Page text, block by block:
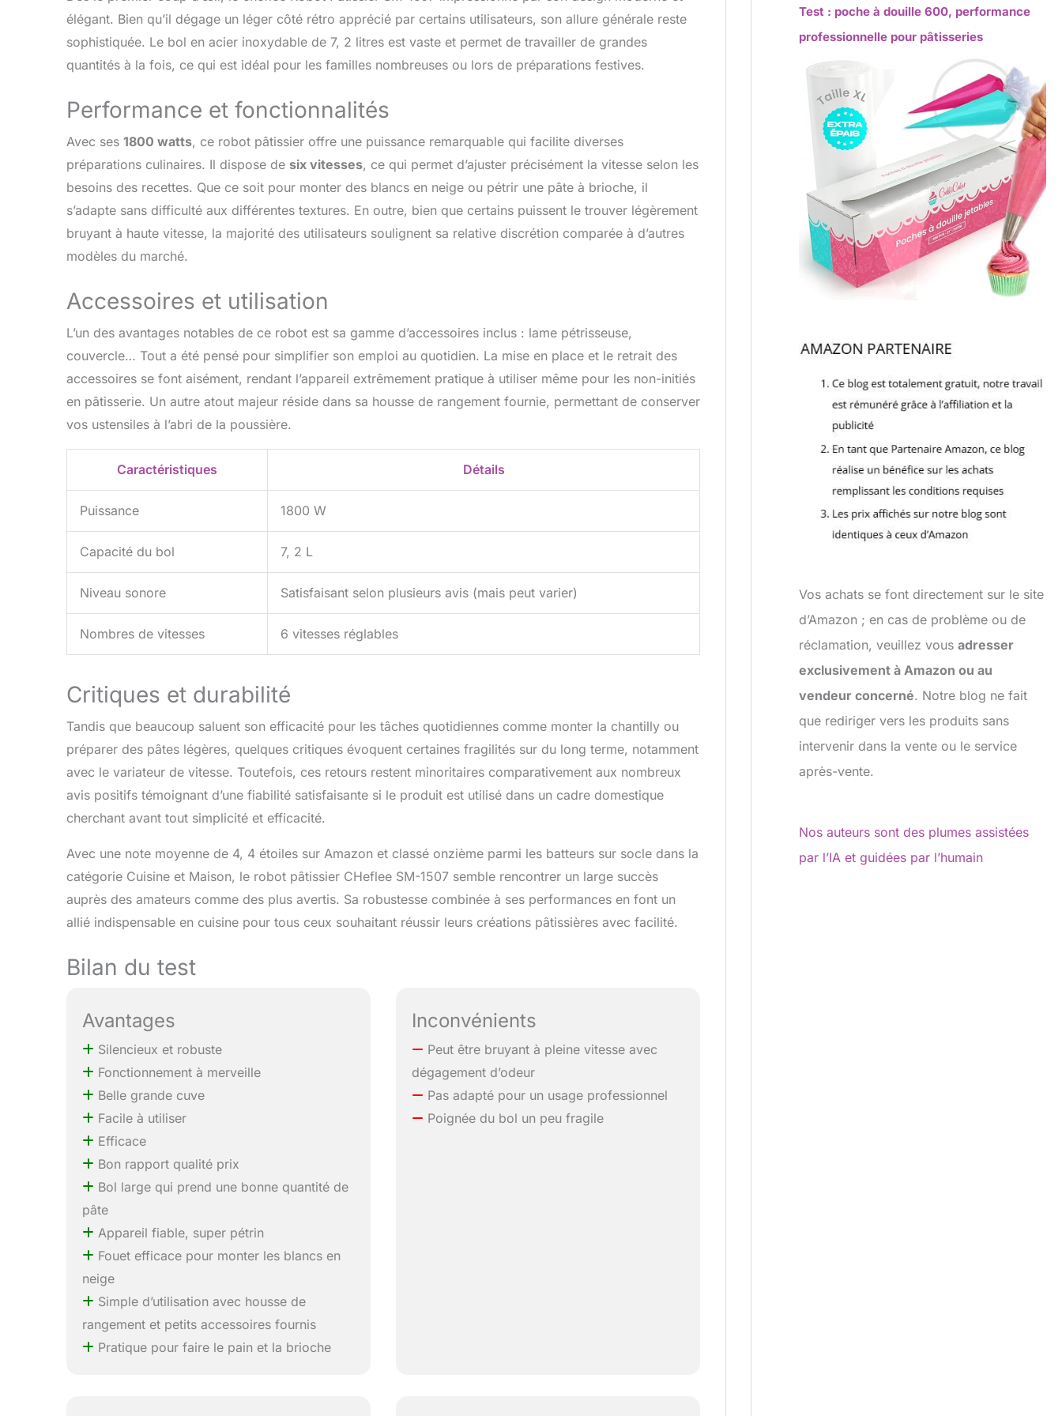
également éviter les éclaboussures d'aliments 【Engrenage Réglable 6
+ P】 Vous avez le choix entre 6 vitesses différentes, adaptées à
différentes préparations alimentaires. Niveau 1-2, adapté au pétrissage
de la pâte; niveau 3-4, adapté au mélange salade/beurre ; niveau 5-6,
d'impulsion du fichier P peut rendre le goût du pain et du beurre plus
délicat et ferme, et la trajectoire planétaire peut être envoyée plus
uniformément à 360 degrés. 【Conception à Tête Inclinable et Facile à
Nettoyer】Les conceptions à tête inclinable sont plus faciles à installer
ou à désinstaller facilement pour nous des bols et des accessoires,
chaque robot de cuisine sera associé batteur plat, un crochet
séparateur blanc. Tous les accessoires vont au lave-vaisselle.
【Excellent Service Après-Vente】Tous les produits CHflee sont
élégant. Bien qu’il dégage un léger côté rétro apprécié par certains utilisateurs, son allure générale reste
sophistiquée. Le bol en acier inoxydable de 7, 2 litres est vaste et permet de travailler de grandes
quantités à la fois, ce qui est idéal pour les familles nombreuses ou lors de préparations festives.
Performance et fonctionnalités
Avec ses 1800 watts, ce robot pâtissier offre une puissance remarquable qui facilite diverses
préparations culinaires. Il dispose de six vitesses, ce qui permet d’ajuster précisément la vitesse selon les
besoins des recettes. Que ce soit pour monter des blancs en neige ou pétrir une pâte à brioche, il
s’adapte sans difficulté aux différentes textures. En outre, bien que certains puissent le trouver légèrement
bruyant à haute vitesse, la majorité des utilisateurs soulignent sa relative discrétion comparée à d’autres
modèles du marché.
Accessoires et utilisation
L’un des avantages notables de ce robot est sa gamme d’accessoires inclus : lame pétrisseuse,
couvercle… Tout a été pensé pour simplifier son emploi au quotidien. La mise en place et le retrait des
accessoires se font aisément, rendant l’appareil extrêmement pratique à utiliser même pour les non-initiés
en pâtisserie. Un autre atout majeur réside dans sa housse de rangement fournie, permettant de conserver
vos ustensiles à l’abri de la poussière.
Caractéristiques Détails
Puissance 1800 W
Capacité du bol 7, 2 L
Niveau sonore Satisfaisant selon plusieurs avis (mais peut varier)
Nombres de vitesses 6 vitesses réglables
Critiques et durabilité
Tandis que beaucoup saluent son efficacité pour les tâches quotidiennes comme monter la chantilly ou
préparer des pâtes légères, quelques critiques évoquent certaines fragilités sur du long terme, notamment
avec le variateur de vitesse. Toutefois, ces retours restent minoritaires comparativement aux nombreux
avis positifs témoignant d’une fiabilité satisfaisante si le produit est utilisé dans un cadre domestique
cherchant avant tout simplicité et efficacité.
Avec une note moyenne de 4, 4 étoiles sur Amazon et classé onzième parmi les batteurs sur socle dans la
catégorie Cuisine et Maison, le robot pâtissier CHeflee SM-1507 semble rencontrer un large succès
auprès des amateurs comme des plus avertis. Sa robustesse combinée à ses performances en font un
allié indispensable en cuisine pour tous ceux souhaitant réussir leurs créations pâtissières avec facilité.
Bilan du test
Avantages
Silencieux et robuste
Fonctionnement à merveille
Belle grande cuve
Facile à utiliser
Efficace
Bon rapport qualité prix
Bol large qui prend une bonne quantité de
pâte
Appareil fiable, super pétrin
Fouet efficace pour monter les blancs en
neige
Simple d’utilisation avec housse de
rangement et petits accessoires fournis
Pratique pour faire le pain et la brioche
Inconvénients
Peut être bruyant à pleine vitesse avec
dégagement d’odeur
Pas adapté pour un usage professionnel
Poignée du bol un peu fragile
Test : poche à douille 600, performance
professionnelle pour pâtisseries
Vos achats se font directement sur le site
d’Amazon ; en cas de problème ou de
réclamation, veuillez vousadresser
exclusivement à Amazon ou au
vendeur concerné. Notre blog ne fait
que rediriger vers les produits sans
intervenir dans la vente ou le service
après-vente.
Nos auteurs sont des plumes assistées
par l’IA et guidées par l’humain